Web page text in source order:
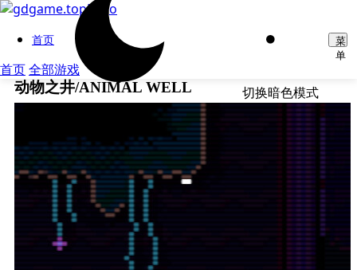
首页
首页全部游戏
切换暗色模式
菜
单
动物之井/ANIMAL WELL